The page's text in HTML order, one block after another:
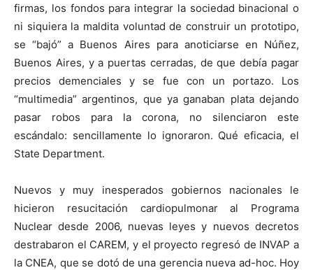
firmas, los fondos para integrar la sociedad binacional o
ni siquiera la maldita voluntad de construir un prototipo,
se “bajó” a Buenos Aires para anoticiarse en Núñez,
Buenos Aires, y a puertas cerradas, de que debía pagar
precios demenciales y se fue con un portazo. Los
“multimedia” argentinos, que ya ganaban plata dejando
pasar robos para la corona, no silenciaron este
escándalo: sencillamente lo ignoraron. Qué eficacia, el
State Department.
Nuevos y muy inesperados gobiernos nacionales le
hicieron resucitación cardiopulmonar al Programa
Nuclear desde 2006, nuevas leyes y nuevos decretos
destrabaron el CAREM, y el proyecto regresó de INVAP a
la CNEA, que se dotó de una gerencia nueva ad-hoc. Hoy